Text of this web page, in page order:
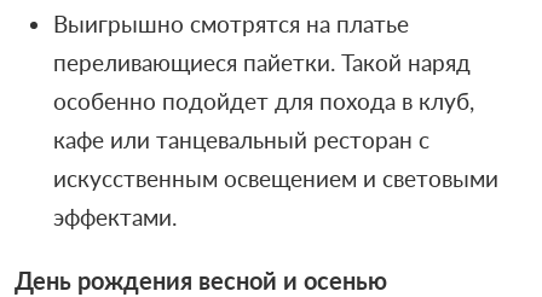
Выигрышно смотрятся на платье
переливающиеся пайетки. Такой наряд
особенно подойдет для похода в клуб,
кафе или танцевальный ресторан с
искусственным освещением и световыми
эффектами.
День рождения весной и осенью